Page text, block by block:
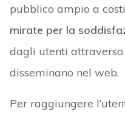
pubblico ampio a
mirate per la
dagli utenti attraverso
disseminano nel web.
Per raggiungere